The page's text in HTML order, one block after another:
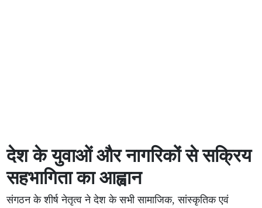
देश के युवाओं और नागरिकों से सक्रिय
सहभागिता का आह्वान
संगठन के शीर्ष नेतृत्व ने देश के सभी सामाजिक, सांस्कृतिक एवं